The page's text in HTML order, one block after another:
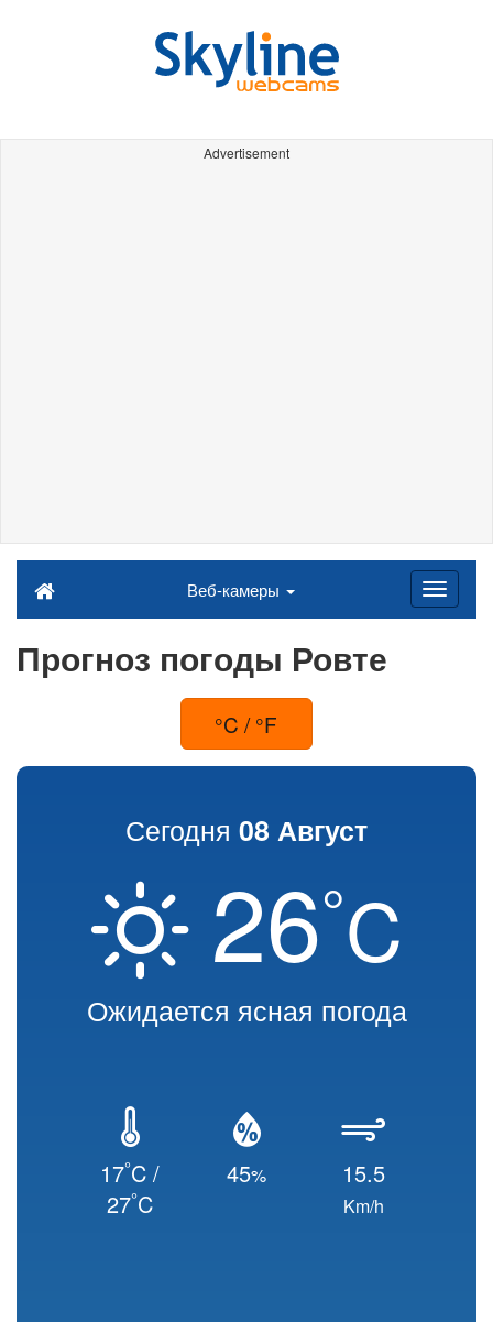
Advertisement
Веб-камеры
Прогноз погоды Ровте
°C / °F
Сегодня 08 Август
26°C
Ожидается ясная погода
17°C /
27°C
45% 15.5
Km/h